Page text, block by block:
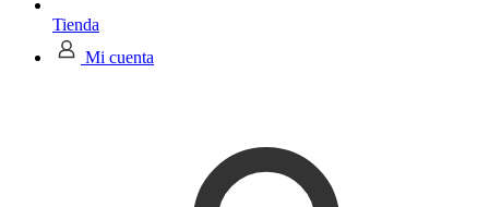
Tienda
Mi cuenta